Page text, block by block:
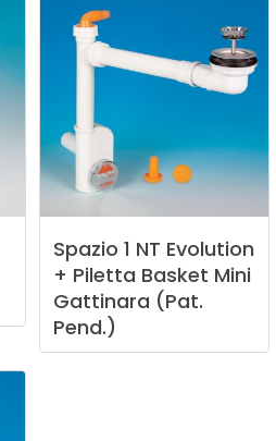
Spazio 1 NT Evolution
+ Piletta Basket Mini
Gattinara (Pat.
Pend.)